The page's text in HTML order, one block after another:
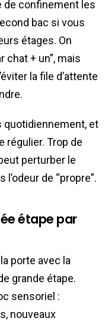
de confinement les
bac si vous
étages. On
chat + un”, mais
la file d’attente
quotidiennement, et
régulier. Trop de
perturber le
de “propre”.
étape par
porte avec la
grande étape.
sensoriel :
nouveaux